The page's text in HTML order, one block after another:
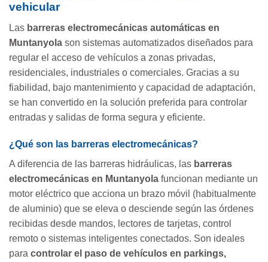
vehicular
Las barreras electromecánicas automáticas en
Muntanyola son sistemas automatizados diseñados para
regular el acceso de vehículos a zonas privadas,
residenciales, industriales o comerciales. Gracias a su
fiabilidad, bajo mantenimiento y capacidad de adaptación,
se han convertido en la solución preferida para controlar
entradas y salidas de forma segura y eficiente.
¿Qué son las barreras electromecánicas?
A diferencia de las barreras hidráulicas, las barreras
electromecánicas en Muntanyola funcionan mediante un
motor eléctrico que acciona un brazo móvil (habitualmente
de aluminio) que se eleva o desciende según las órdenes
recibidas desde mandos, lectores de tarjetas, control
remoto o sistemas inteligentes conectados. Son ideales
para controlar el paso de vehículos en parkings,